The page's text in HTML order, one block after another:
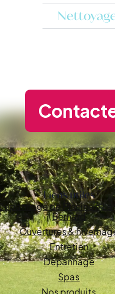
Liens utiles
Dépannage de Piscine à La
Bernard
Ouvertures &
Entretien
Dépannage
Spas